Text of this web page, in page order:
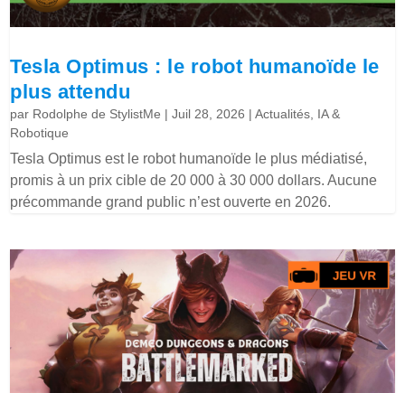
Tesla Optimus : le robot humanoïde le
plus attendu
par Rodolphe de StylistMe |Juil 28, 2026 |Actualités IA &
Robotique
Tesla Optimus est le robot humanoïde le plus médiatisé,
promis à un prix cible de 20 000 à 30 000 dollars. Aucune
précommande grand public n’est ouverte en 2026.